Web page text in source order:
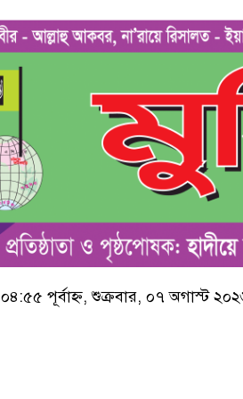
০৪:৫৫ পূর্বাহ্ন, শুক্রবার, ০৭ অগাস্ট